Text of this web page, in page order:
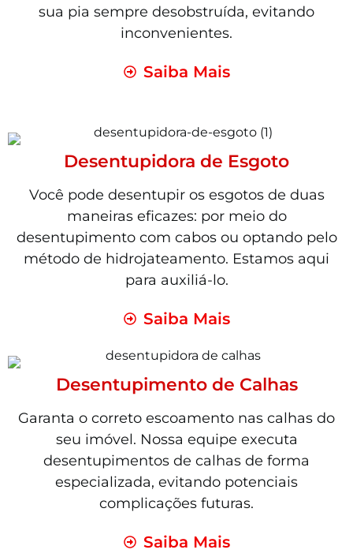
sua pia sempre desobstruída, evitando
inconvenientes.
Saiba Mais
Desentupidora de Esgoto
Você pode desentupir os esgotos de duas
maneiras eficazes: por meio do
desentupimento com cabos ou optando pelo
método de hidrojateamento. Estamos aqui
para auxiliá-lo.
Saiba Mais
Desentupimento de Calhas
Garanta o correto escoamento nas calhas do
seu imóvel. Nossa equipe executa
desentupimentos de calhas de forma
especializada, evitando potenciais
complicações futuras.
Saiba Mais